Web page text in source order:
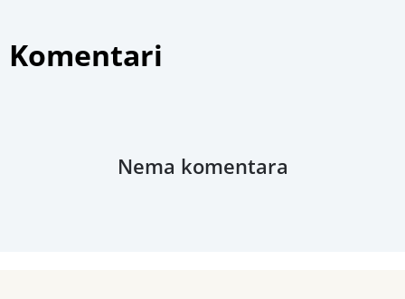
Komentari
Nema komentara